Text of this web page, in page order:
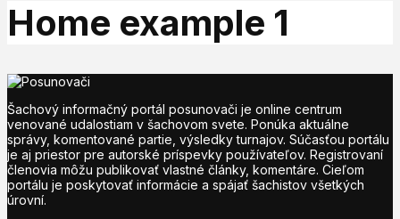
Home example 1
Šachový informačný portál posunovači je online centrum
venované udalostiam v šachovom svete. Ponúka aktuálne
správy, komentované partie, výsledky turnajov. Súčasťou portálu
je aj priestor pre autorské príspevky používateľov. Registrovaní
členovia môžu publikovať vlastné články, komentáre. Cieľom
portálu je poskytovať informácie a spájať šachistov všetkých
úrovní.